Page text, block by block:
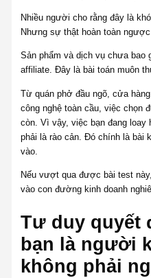
Nhiều người cho rằng đây là
Nhưng sự thật hoàn toàn
Sản phẩm và dịch vụ chưa bao
affiliate. Đây là bài toán muôn
Từ quán phở đầu ngõ, cửa
công nghệ toàn cầu, việc chọn
còn. Vì vậy, việc bạn đang loay
phải là rào cản. Đó chính là bài
vào.
Nếu vượt qua được bài test
vào con đường kinh doanh
Tư duy quyết
bạn là người
không phải